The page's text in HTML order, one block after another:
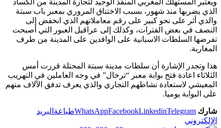
الذي يضربها منذ شهور، بسبب الاختناق المروري بمعبر باب سبتة
والذي أثر على نحو كبير على رقم معاملاتهم الذي انخفض إلى
النصف في بعض الفترات، وكذلك إلى عراقيل العبور التي أصبحت
تفرضها السلطات الاسبانية على الوافدين على المدينة من طرف
المغاربة.
هذا وتجدر الإشارة أن سلطات مدينة سبتة المحتلة قررت أمس
الثلاثاء اعادة فتح بوابة معبر “ترخال” في وجه العاملين في التهريب
المعيشي لاستعادة نشاطهم التجاري والذي يعرف تدفق الآلاف منهم
على البوابة يوميا.
شارك WhatsAppFacebookLinkedinTelegram طباعة البريد
الإلكتروني